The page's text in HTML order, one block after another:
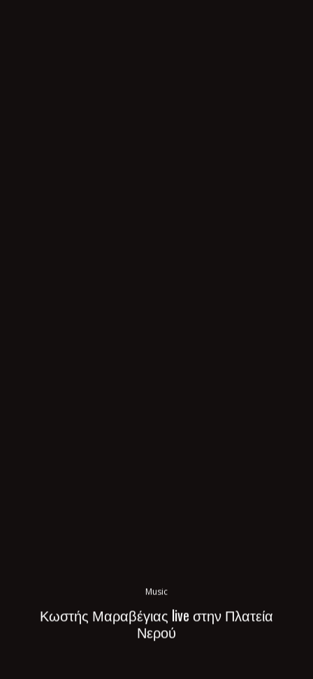
Music
Κωστής Μαραβέγιας live στην Πλατεία
Νερού